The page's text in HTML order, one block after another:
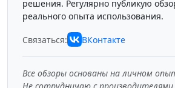
решения. Регулярно публикую
реального опыта использования.
Связаться: ВКонтакте
Все обзоры основаны на личном